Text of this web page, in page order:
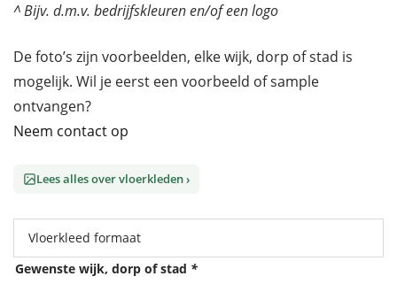
^ Bijv. d.m.v. bedrijfskleuren en/of een logo
De foto’s zijn voorbeelden, elke wijk, dorp of stad is
mogelijk. Wil je eerst een voorbeeld of sample
ontvangen?
Neem contact op
Lees alles over vloerkleden ›
Vloerkleed formaat
Gewenste wijk, dorp of stad *